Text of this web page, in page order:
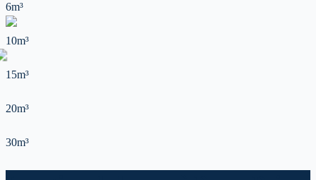
6m³
10m³
15m³
20m³
30m³